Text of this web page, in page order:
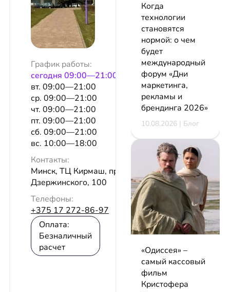
График работы:
сeгодня 09:00—21:00
вт. 09:00—21:00
ср. 09:00—21:00
чт. 09:00—21:00
пт. 09:00—21:00
сб. 09:00—21:00
вс. 10:00—18:00
Контакты:
Минск, ТЦ Кирмаш, пр-т
Дзержинского, 100
Телефоны:
+375 17 272-86-97
Оплата:
Безналичный
расчет
Когда
технологии
становятся
нормой: о чем
будет
международный
форум «Дни
маркетинга,
рекламы и
брендинга 2026»
10.08.2026 | Блог
«Одиссея» –
самый кассовый
фильм
Кристофера